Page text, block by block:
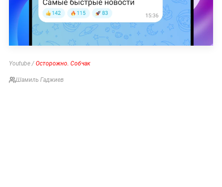
Youtube / Осторожно. Собчак
Шамиль Гаджиев